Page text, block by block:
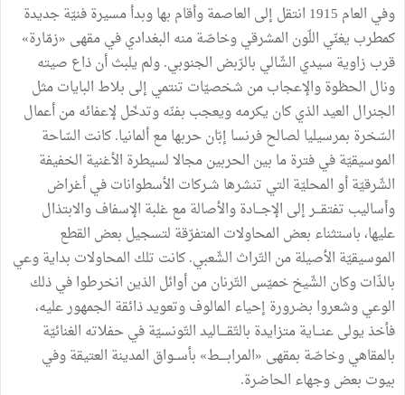
وفي العام 1915 انتقل إلى العاصمة وأقام بها وبدأ مسيرة فنيّة جديدة
كمطرب يغنّي اللّون المشرقي وخاصّة منه البغدادي في مقهى «زمّارة»
قرب زاوية سيدي الشّالي بالرّبض الجنوبي. ولم يلبث أن ذاع صيته
ونال الحظوة والإعجاب من شخصيّات تنتمي إلى بلاط البايات مثل
الجنرال العيد الذي كان يكرمه ويعجب بفنّه وتدخّل لإعفائه من أعمال
السّخرة بمرسيليا لصالح فرنسا إبّان حربها مع ألمانيا. كانت السّاحة
الموسيقيّة في فترة ما بين الحربين مجالا لسيطرة الأغنية الخفيفة
الشّرقيّة أو المحليّة التي تنشرها شـركات الأسطوانات في أغراض
وأساليب تفتقـــر إلى الإجـــادة والأصالة مع غلبة الإسفاف والابتذال
عليها، باستثناء بعض المحاولات المتفرّقة لتسجيل بعض القطع
الموسيقيّة الأصيلة من التّراث الشّعبي. كانت تلك المحاولات بداية وعي
بالذّات وكان الشّيخ خميّس التّرنان من أوائل الذين انخرطوا في ذلك
الوعي وشعروا بضرورة إحياء المالوف وتعويد ذائقة الجمهور عليه،
فأخذ يولى عنـــاية متزايدة بالتّقــــاليد التّونسيّة في حفلاته الغنائيّة
بالمقاهي وخاصّة بمقهى «المرابــــط» بأســواق المدينة العتيقة وفي
بيوت بعض وجهاء الحاضرة.